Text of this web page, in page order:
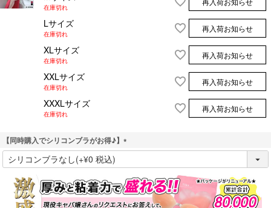
在庫切れ
Lサイズ
在庫切れ
再入荷お知らせ
XLサイズ
在庫切れ
再入荷お知らせ
XXLサイズ
在庫切れ
再入荷お知らせ
XXXLサイズ
在庫切れ
再入荷お知らせ
【同時購入でシリコンブラがお得♪】
(
必
須
)